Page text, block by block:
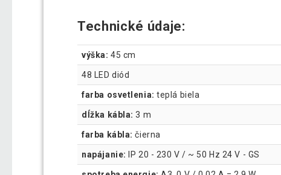
Technické údaje:
výška: 45 cm
48 LED diód
farba osvetlenia: teplá biela
dĺžka kábla: 3 m
farba kábla: čierna
napájanie: IP 20 - 230 V / ~ 50 Hz 24 V - GS